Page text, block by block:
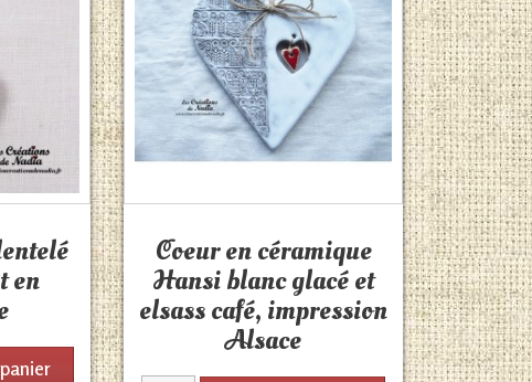
en
Coeur en céramique
Hansi blanc glacé et
elsass café, impression
Alsace